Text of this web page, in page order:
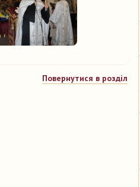
Повернутися в розділ